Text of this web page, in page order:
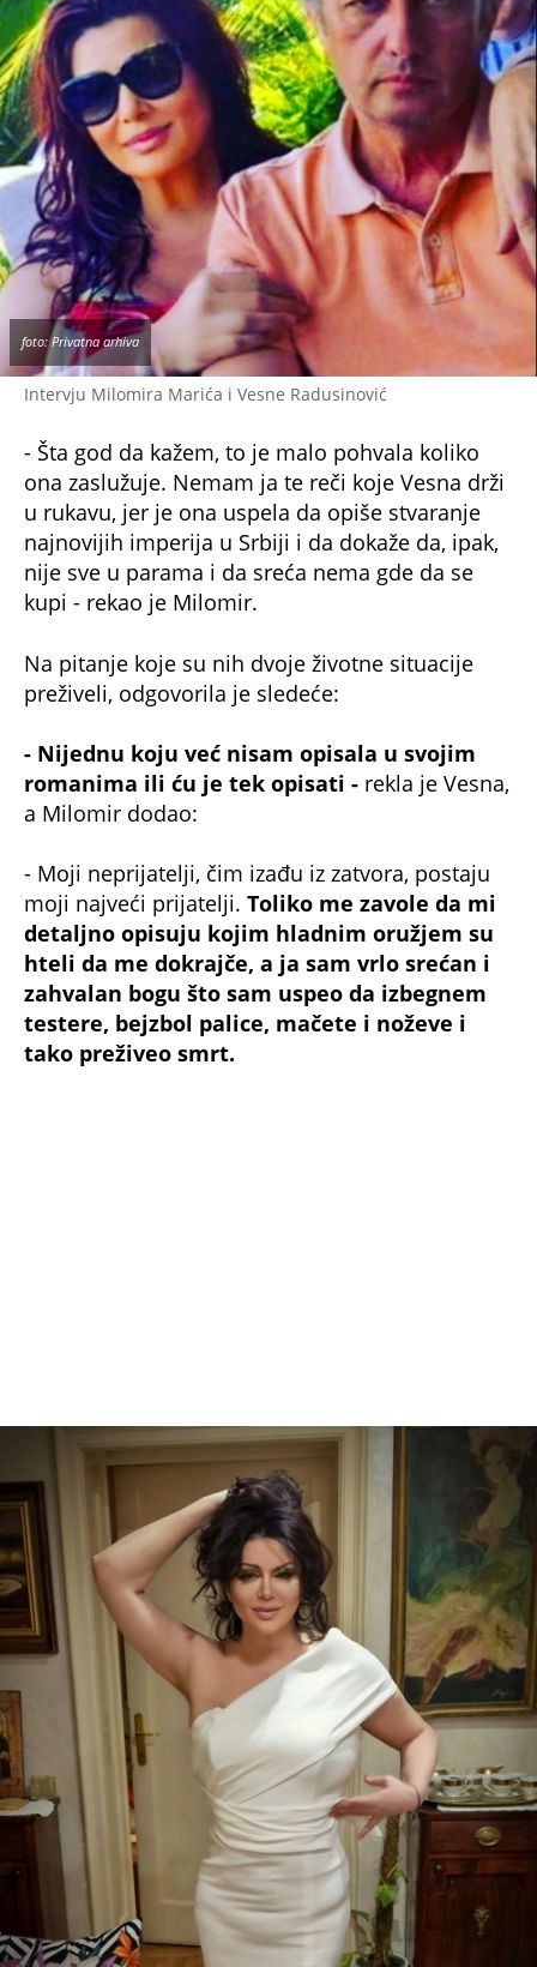
Intervju Milomira Marića i Vesne Radusinović
foto: Privatna arhiva
ona zaslužuje. Nemam ja te reči koje Vesna drži
u rukavu, jer je ona uspela da opiše stvaranje
najnovijih imperija u Srbiji i da dokaže da, ipak,
nije sve u parama i da sreća nema gde da se
kupi - rekao je Milomir.
preživeli, odgovorila je sledeće:
romanima ili ću je tek opisati -rekla je Vesna,
a Milomir dodao:
moji najveći prijatelji. Toliko me zavole da mi
detaljno opisuju kojim hladnim oružjem su
hteli da me dokrajče, a ja sam vrlo srećan i
zahvalan bogu što sam uspeo da izbegnem
testere, bejzbol palice, mačete i noževe i
tako preživeo smrt.
književnica Vesna nedavno je objavila svoj novi roman, a ona
je sada podelila svoje utiske
foto: privatna arhiva
Na pitanje da li postoji neka tajna za koju nikako
ne bi volela da ugleda svetlost dana, Vesna je
rekla sledeće:
- Naravno. Kakav je to život bez tajni? O
tome ću napisati roman. Da je istinit i rađen